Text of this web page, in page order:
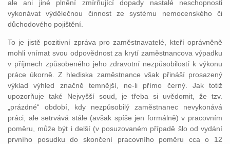
ale ani jiné plnění zmírňující dopady nastalé neschopnosti
vykonávat výdělečnou činnost ze systému nemocenského či
důchodového pojištění.
To je jistě pozitivní zpráva pro zaměstnavatelé, kteří oprávněně
mohli vnímat svou odpovědnost za krytí zaměstnancova výpadku
v příjmech způsobeného jeho zdravotní nezpůsobilostí k výkonu
práce úkorně. Z hlediska zaměstnance však přináší prosazený
výklad výhled značně temnější, ne-li přímo černý. Jak totiž
upozorňuje také Nejvyšší soud, je třeba si uvědomit, že tzv.
„prázdné“ období, kdy nezpůsobilý zaměstnanec nevykonává
práci, ale setrvává stále (avšak spíše jen formálně) v pracovním
poměru, může být i delší (v posuzovaném případě šlo od vydání
prvního posudku do skončení pracovního poměru cca o 12